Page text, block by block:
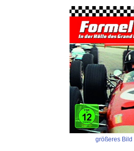
größeres Bild